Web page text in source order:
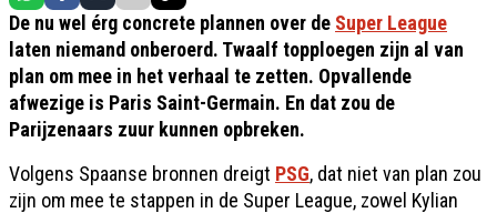
De nu wel érg concrete plannen over de Super League
laten niemand onberoerd. Twaalf topploegen zijn al van
plan om mee in het verhaal te zetten. Opvallende
afwezige is Paris Saint-Germain. En dat zou de
Parijzenaars zuur kunnen opbreken.
Volgens Spaanse bronnen dreigt PSG, dat niet van plan zou
zijn om mee te stappen in de Super League, zowel Kylian